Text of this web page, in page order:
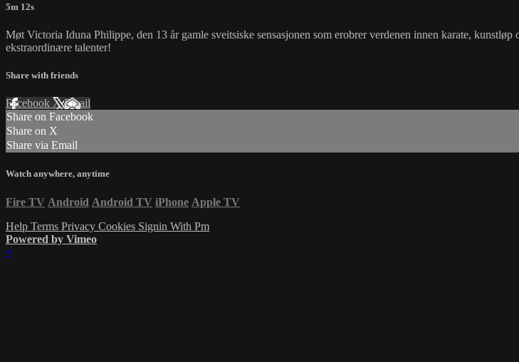
5m 12s
Møt Victoria Iduna Philippe, den 13 år gamle sveitsiske sensasjonen som erobrer verdenen innen karate,
ekstraordinære talenter!
Share with friends
Facebook XEmail
Share on Facebook
Share on X
Share via Email
Watch anywhere, anytime
Fire TV Android Android TV iPhone Apple TV
Help Terms Privacy Cookies Signin With Pm
Powered by Vimeo
×